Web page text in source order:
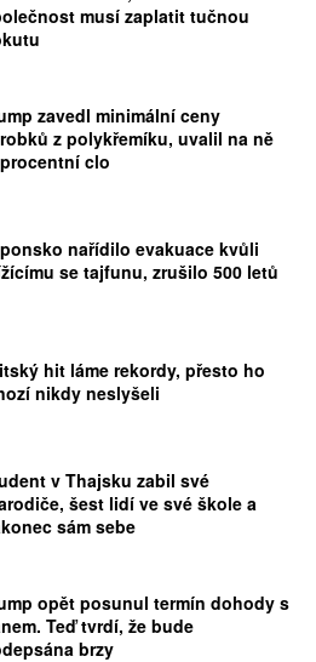
musí zaplatit tučnou
zavedl minimální ceny
z polykřemíku, uvalil na ně
clo
nařídilo evakuace kvůli
se tajfunu, zrušilo 500 letů
hit láme rekordy, přesto ho
nikdy neslyšeli
v Thajsku zabil své
šest lidí ve své škole a
sám sebe
opět posunul termín dohody s
Teď tvrdí, že bude
brzy